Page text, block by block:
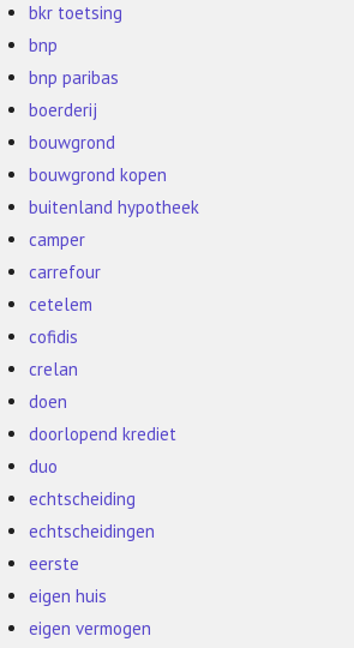
bkr toetsing
bnp
bnp paribas
boerderij
bouwgrond
bouwgrond kopen
buitenland hypotheek
camper
carrefour
cetelem
cofidis
crelan
doen
doorlopend krediet
duo
echtscheiding
echtscheidingen
eerste
eigen huis
eigen vermogen